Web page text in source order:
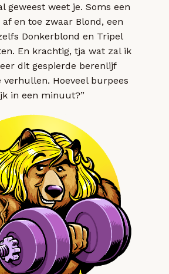
geweest weet je. Soms een
af en toe zwaar Blond, een
Donkerblond en Tripel
En krachtig, tja wat zal ik
dit gespierde berenlijf
verhullen. Hoeveel burpees
in een minuut?”